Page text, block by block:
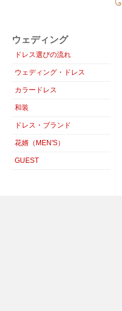
ウェディング
ドレス選びの流れ
ウェディング・ドレス
カラードレス
和装
ドレス・ブランド
花婿（MEN'S）
GUEST